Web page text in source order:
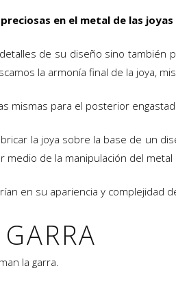
en el metal de las
de su diseño sino
la armonía final de la joya,
mismas para el posterior
la joya sobre la base de un
de la manipulación del
en su apariencia y
la garra.